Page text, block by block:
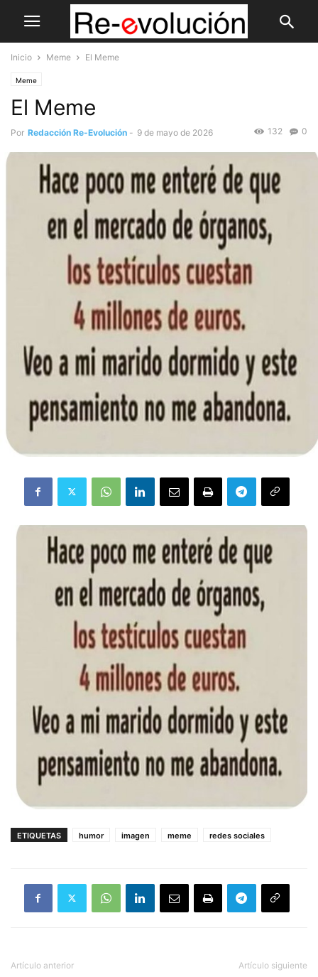
Inicio Meme El Meme
Meme
El Meme
Por Redacción Re-Evolución - 9 de mayo de 2026 0
132
ETIQUETAS humor imagen meme redes sociales
Artículo anterior Artículo siguiente